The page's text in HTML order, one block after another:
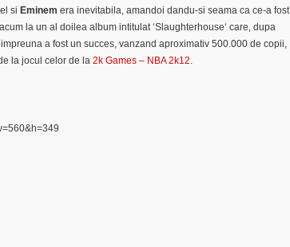
si Eminem era inevitabila, amandoi dandu-si seama ca ce-a fost
la un al doilea album intitulat ‘Slaughterhouse‘ care, dupa
a fost un succes, vanzand aproximativ 500.000 de copii,
la jocul celor de la 2k Games – NBA 2k12